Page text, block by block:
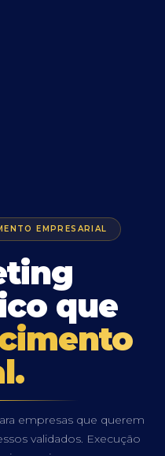
EMPRESARIAL
que
empresas que querem
validados. Execução